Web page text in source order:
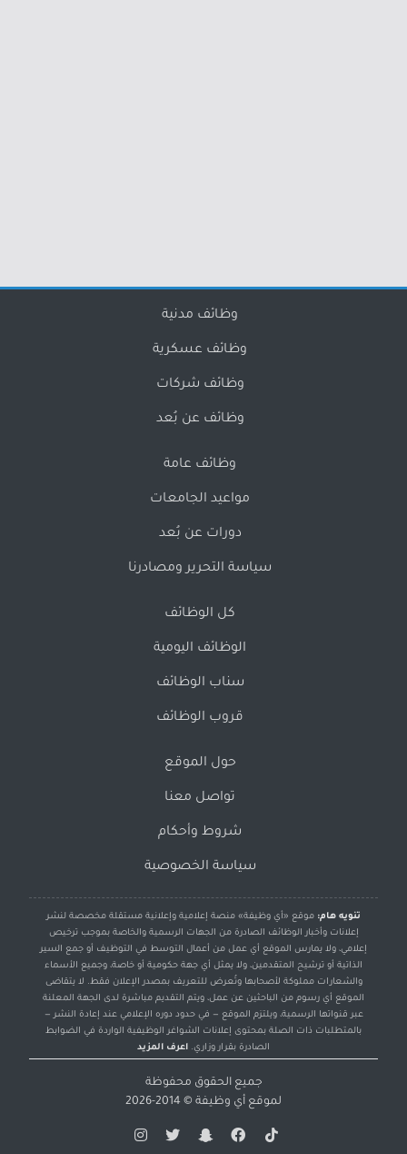
وظائف مدنية
وظائف عسكرية
وظائف شركات
وظائف عن بُعد
وظائف عامة
مواعيد الجامعات
دورات عن بُعد
سياسة التحرير ومصادرنا
كل الوظائف
الوظائف اليومية
سناب الوظائف
قروب الوظائف
حول الموقع
تواصل معنا
شروط وأحكام
سياسة الخصوصية
تنويه هام: موقع «أي وظيفة» منصة إعلامية وإعلانية مستقلة مخصصة لنشر
إعلانات وأخبار الوظائف الصادرة من الجهات الرسمية والخاصة بموجب ترخيص
إعلامي، ولا يمارس الموقع أي عمل من أعمال التوسط في التوظيف أو جمع السير
الذاتية أو ترشيح المتقدمين، ولا يمثل أي جهة حكومية أو خاصة، وجميع الأسماء
والشعارات مملوكة لأصحابها وتُعرض للتعريف بمصدر الإعلان فقط. لا يتقاضى
الموقع أي رسوم من الباحثين عن عمل، ويتم التقديم مباشرة لدى الجهة المعلنة
عبر قنواتها الرسمية، ويلتزم الموقع — في حدود دوره الإعلامي عند إعادة النشر —
بالمتطلبات ذات الصلة بمحتوى إعلانات الشواغر الوظيفية الواردة في الضوابط
الصادرة بقرار وزاري. اعرف المزيد
جميع الحقوق محفوظة
لموقع أي وظيفة © 2014-2026